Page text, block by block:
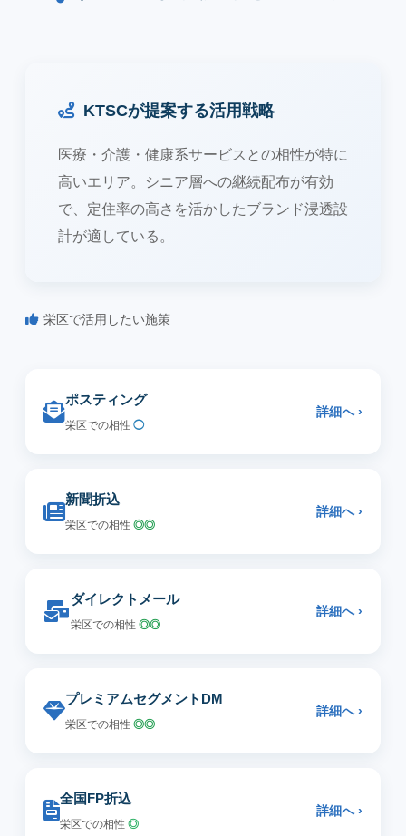
KTSCが提案する活用戦略
医療・介護・健康系サービスとの相性が特に
高いエリア。シニア層への継続配布が有効
で、定住率の高さを活かしたブランド浸透設
計が適している。
栄区で活用したい施策
ポスティング
栄区での相性 ◯
詳細へ ›
新聞折込
栄区での相性 ◎◎
詳細へ ›
ダイレクトメール
栄区での相性 ◎◎
詳細へ ›
プレミアムセグメントDM
栄区での相性 ◎◎
詳細へ ›
全国FP折込
栄区での相性 ◎
詳細へ ›